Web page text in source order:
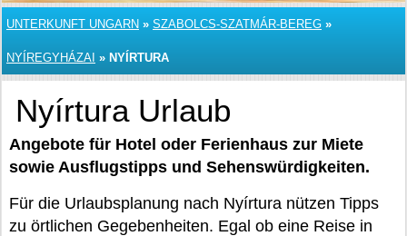
UNTERKUNFT UNGARN » SZABOLCS-SZATMÁR-BEREG »
NYÍREGYHÁZAI » NYÍRTURA
Nyírtura Urlaub
Angebote für Hotel oder Ferienhaus zur Miete
sowie Ausflugstipps und Sehenswürdigkeiten.
Für die Urlaubsplanung nach Nyírtura nützen Tipps
zu örtlichen Gegebenheiten. Egal ob eine Reise in